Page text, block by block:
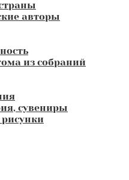
авторы
из собраний
сувениры